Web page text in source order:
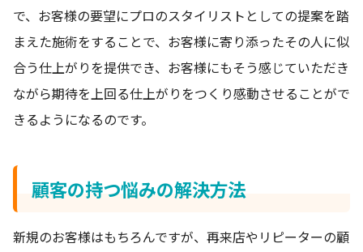
で、お客様の要望にプロのスタイリストとしての提案を踏
まえた施術をすることで、お客様に寄り添ったその人に似
合う仕上がりを提供でき、お客様にもそう感じていただき
ながら期待を上回る仕上がりをつくり感動させることがで
きるようになるのです。
顧客の持つ悩みの解決方法
新規のお客様はもちろんですが、再来店やリピーターの顧